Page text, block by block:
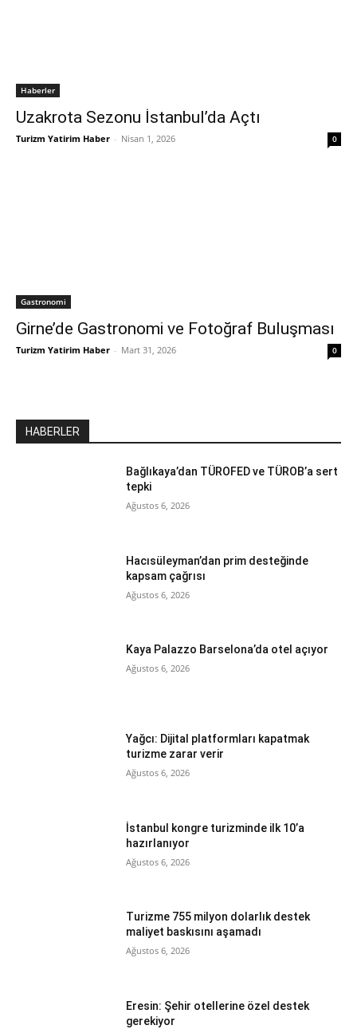
Haberler
Uzakrota Sezonu İstanbul’da Açtı
Turizm Yatirim Haber - Nisan 1, 2026 0
Gastronomi
Girne’de Gastronomi ve Fotoğraf Buluşması
Turizm Yatirim Haber - Mart 31, 2026 0
HABERLER
Bağlıkaya’dan TÜROFED ve TÜROB’a sert
tepki
Ağustos 6, 2026
Hacısüleyman’dan prim desteğinde
kapsam çağrısı
Ağustos 6, 2026
Kaya Palazzo Barselona’da otel açıyor
Ağustos 6, 2026
Yağcı: Dijital platformları kapatmak
turizme zarar verir
Ağustos 6, 2026
İstanbul kongre turizminde ilk 10’a
hazırlanıyor
Ağustos 6, 2026
Turizme 755 milyon dolarlık destek
maliyet baskısını aşamadı
Ağustos 6, 2026
Eresin: Şehir otellerine özel destek
gerekiyor